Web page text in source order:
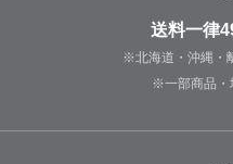
送料一律
※北海道・沖縄・
※一部商品・